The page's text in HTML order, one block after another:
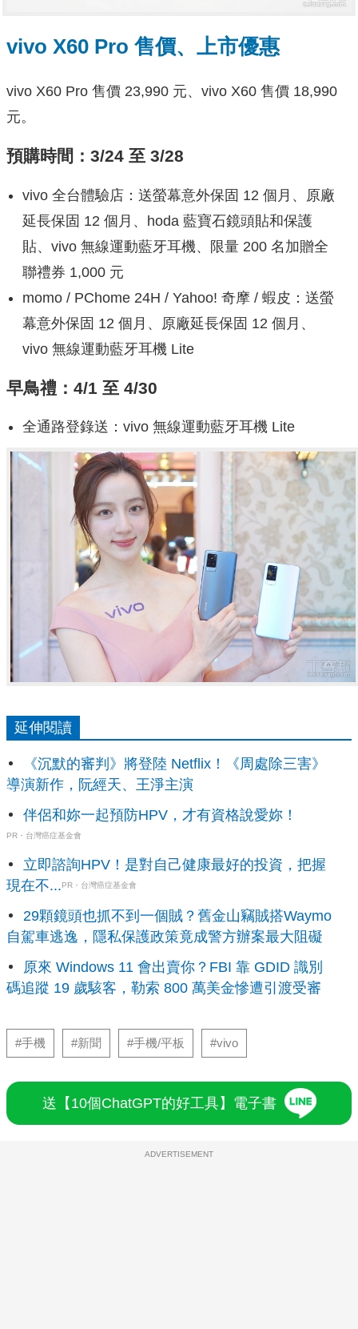
vivo X60 Pro 售價、上市優惠
vivo X60 Pro 售價 23,990 元、vivo X60 售價 18,990
元。
預購時間：3/24 至 3/28
vivo 全台體驗店：送螢幕意外保固 12 個月、原廠
延長保固 12 個月、hoda 藍寶石鏡頭貼和保護
貼、vivo 無線運動藍牙耳機、限量 200 名加贈全
聯禮券 1,000 元
momo / PChome 24H / Yahoo! 奇摩 / 蝦皮：送螢
幕意外保固 12 個月、原廠延長保固 12 個月、
vivo 無線運動藍牙耳機 Lite
早鳥禮：4/1 至 4/30
全通路登錄送：vivo 無線運動藍牙耳機 Lite
延伸閱讀
《沉默的審判》將登陸 Netflix！《周處除三害》
導演新作，阮經天、王淨主演
伴侶和妳一起預防HPV，才有資格說愛妳！
PR・台灣癌症基金會
立即諮詢HPV！是對自己健康最好的投資，把握
現在不...PR・台灣癌症基金會
29顆鏡頭也抓不到一個賊？舊金山竊賊搭Waymo
自駕車逃逸，隱私保護政策竟成警方辦案最大阻礙
原來 Windows 11 會出賣你？FBI 靠 GDID 識別
碼追蹤 19 歲駭客，勒索 800 萬美金慘遭引渡受審
#手機 #新聞 #手機/平板 #vivo
送【10個ChatGPT的好工具】電子書
ADVERTISEMENT